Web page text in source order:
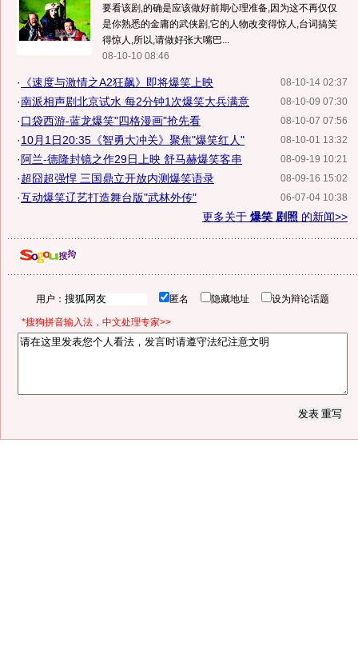
要看该剧,的确是应该做好前期心理准备,因为这不再仅仅
是你熟悉的金庸的武侠剧,它的人物改变得惊人,台词搞笑
得惊人,所以,请做好张大嘴巴...
08-10-10 08:46
08-10-14 02:37
· 《速度与激情之A2狂飙》即将爆笑上映
08-10-09 07:30
·南派相声剧北京试水 每2分钟1次爆笑大兵满意
08-10-07 07:56
·口袋西游-蓝龙爆笑"四格漫画"抢先看
08-10-01 13:32
·10月1日20:35《智勇大冲关》聚焦"爆笑红人"
08-09-19 10:21
· 阿兰-德隆封镜之作29日上映 舒马赫爆笑客串
08-09-16 15:02
·超囧超强悍 三国鼎立开放内测爆笑语录
06-07-04 10:38
·互动爆笑辽艺打造舞台版"武林外传"
更多关于 爆笑 剧照 的新闻>>
用户： 匿名 隐藏地址 设为辩论话题
*搜狗拼音输入法，中文处理专家>>